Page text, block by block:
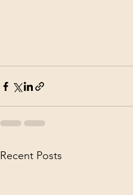
Recent Posts